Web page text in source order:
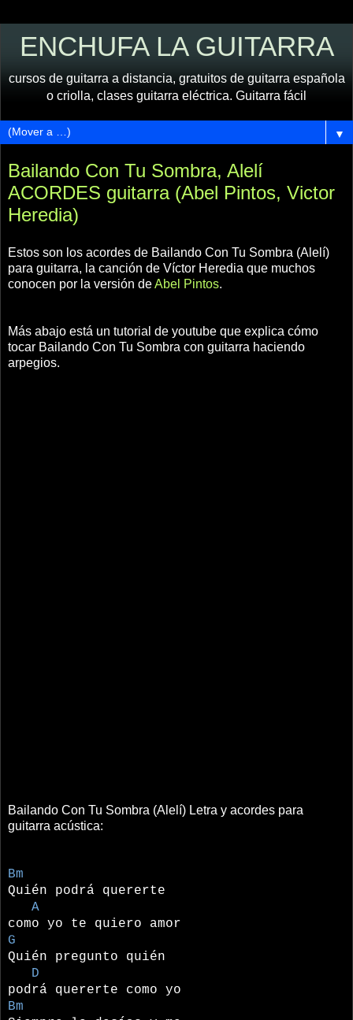
ENCHUFA LA GUITARRA
cursos de guitarra a distancia, gratuitos de guitarra española
o criolla, clases guitarra eléctrica. Guitarra fácil
▼
Bailando Con Tu Sombra, Alelí
ACORDES guitarra (Abel Pintos, Victor
Heredia)
Estos son los acordes de Bailando Con Tu Sombra (Alelí)
para guitarra, la canción de Víctor Heredia que muchos
conocen por la versión deAbel Pintos.
Más abajo está un tutorial de youtube que explica cómo
tocar Bailando Con Tu Sombra con guitarra haciendo
arpegios.
Bailando Con Tu Sombra (Alelí) Letra y acordes para
guitarra acústica:
Bm
Quién podrá quererte
A
como yo te quiero amor
G
Quién pregunto quién
D
podrá quererte como yo
Bm